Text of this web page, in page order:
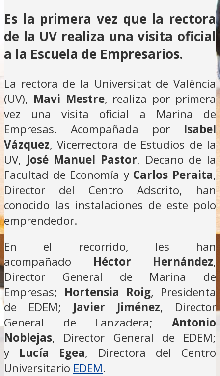
Es la primera vez que la rectora
de la UV realiza una visita oficial
a la Escuela de Empresarios.
La rectora de la Universitat de València
(UV), Mavi Mestre, realiza por primera
vez una visita oficial a Marina de
Empresas. Acompañada por Isabel
Vázquez, Vicerrectora de Estudios de la
UV, José Manuel Pastor, Decano de la
Facultad de Economía yCarlos Peraita,
Director del Centro Adscrito, han
conocido las instalaciones de este polo
emprendedor.
En el recorrido, les han
acompañado Héctor Hernández,
Director General de Marina de
Empresas; Hortensia Roig, Presidenta
de EDEM; Javier Jiménez, Director
General de Lanzadera; Antonio
Noblejas, Director General de EDEM;
y Lucía Egea, Directora del Centro
Universitario EDEM.